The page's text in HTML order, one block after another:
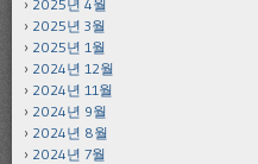
2025년 4월
2025년 3월
2025년 1월
2024년 12월
2024년 11월
2024년 9월
2024년 8월
2024년 7월